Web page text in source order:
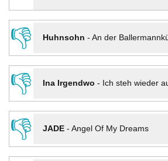
👎
Huhnsohn - An der
👎
Ina Irgendwo - Ich steh wieder
👎
JADE- Angel Of My Dreams